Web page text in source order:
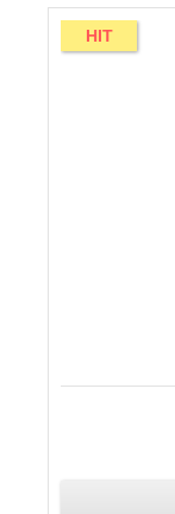
HIT